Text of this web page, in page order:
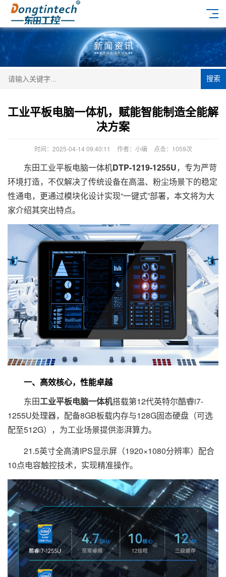
搜索
工业平板电脑一体机，赋能智能制造全能解
决方案
时间：2025-04-14 09:40:11 作者：小编 点击： 1059次
东田工业平板电脑一体机DTP-1219-1255U，专为严苛
环境打造，不仅解决了传统设备在高温、粉尘场景下的稳定
性通电，更通过模块化设计实现“一键式”部署，本文将为大
家介绍其突出特点。
一、高效核心，性能卓越
东田工业平板电脑一体机搭载第12代英特尔酷睿i7-
1255U处理器，配备8GB板载内存与128G固态硬盘（可选
配至512G），为工业场景提供澎湃算力。
21.5英寸全高清IPS显示屏（1920×1080分辨率）配合
10点电容触控技术，实现精准操作。